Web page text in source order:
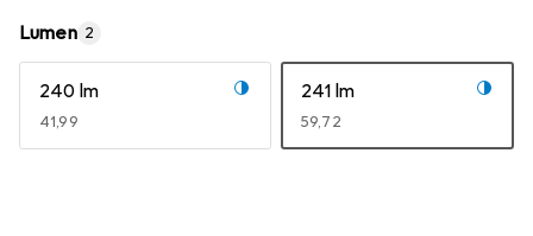
Lumen 2
240 lm
EUR
41,99
241 lm
EUR
59,72